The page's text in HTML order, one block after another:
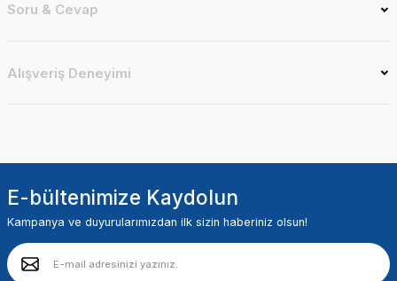
Soru & Cevap
Alışveriş Deneyimi
E-bültenimize Kaydolun
Kampanya ve duyurularımızdan ilk sizin haberiniz olsun!